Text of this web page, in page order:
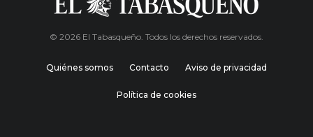
© 2026 El Tabasqueño. Todos los derechos reservados.
Quiénes somos Contacto Aviso de privacidad
Política de cookies